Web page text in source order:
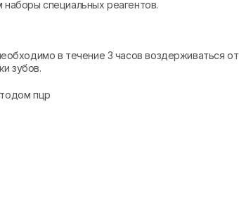
специальных реагентов.
в течение 3 часов воздерживаться от
зубов.
пцр